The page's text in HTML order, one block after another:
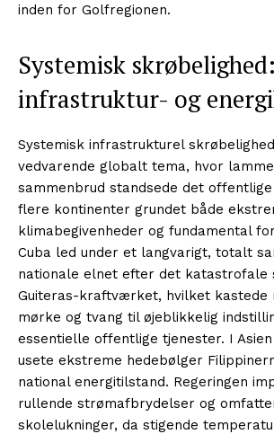
inden for Golfregionen.
Systemisk
infrastruktur- og
Systemisk infrastrukturel
vedvarende globalt tema, hvor
sammenbrud standsede det
flere kontinenter grundet både
klimabegivenheder og fundamental
Cuba led under et langvarigt, totalt
nationale elnet efter det katastrofale
Guiteras-kraftværket, hvilket kastede
mørke og tvang til øjeblikkelig
essentielle offentlige tjenester. I
usete ekstreme hedebølger
national energitilstand. Regeringen
rullende strømafbrydelser og
skolelukninger, da stigende